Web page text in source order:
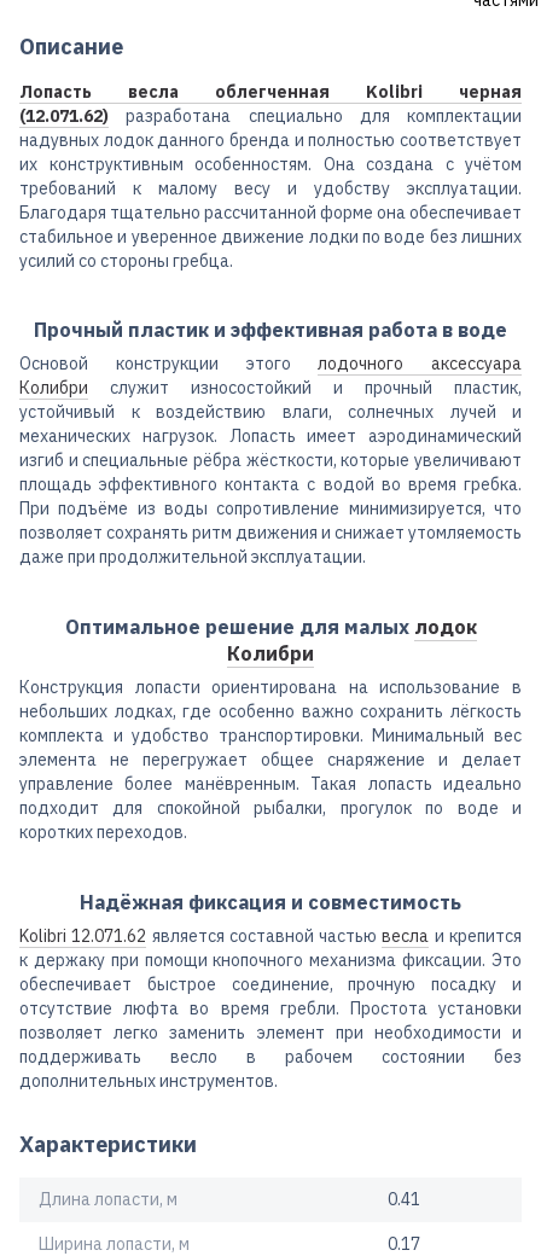
Описание
Лопасть весла облегченная Kolibri черная
(12.071.62)
разработана специально для комплектации
надувных лодок данного бренда и полностью соответствует
их конструктивным особенностям. Она создана с учётом
требований к малому весу и удобству эксплуатации.
Благодаря тщательно рассчитанной форме она обеспечивает
стабильное и уверенное движение лодки по воде без лишних
усилий со стороны гребца.
Прочный пластик и эффективная работа в воде
Основой конструкции этоголодочного аксессуара
Колибри служит износостойкий и прочный пластик,
устойчивый к воздействию влаги, солнечных лучей и
механических нагрузок. Лопасть имеет аэродинамический
изгиб и специальные рёбра жёсткости, которые увеличивают
площадь эффективного контакта с водой во время гребка.
При подъёме из воды сопротивление минимизируется, что
позволяет сохранять ритм движения и снижает утомляемость
даже при продолжительной эксплуатации.
Оптимальное решение для малых лодок
Колибри
Конструкция лопасти ориентирована на использование в
небольших лодках, где особенно важно сохранить лёгкость
комплекта и удобство транспортировки. Минимальный вес
элемента не перегружает общее снаряжение и делает
управление более манёвренным. Такая лопасть идеально
подходит для спокойной рыбалки, прогулок по воде и
коротких переходов.
Надёжная фиксация и совместимость
Kolibri 12.071.62 является составной частьювесла и крепится
к держаку при помощи кнопочного механизма фиксации. Это
обеспечивает быстрое соединение, прочную посадку и
отсутствие люфта во время гребли. Простота установки
позволяет легко заменить элемент при необходимости и
поддерживать весло в рабочем состоянии без
дополнительных инструментов.
Характеристики
Длина лопасти, м 0.41
Ширина лопасти, м 0.17